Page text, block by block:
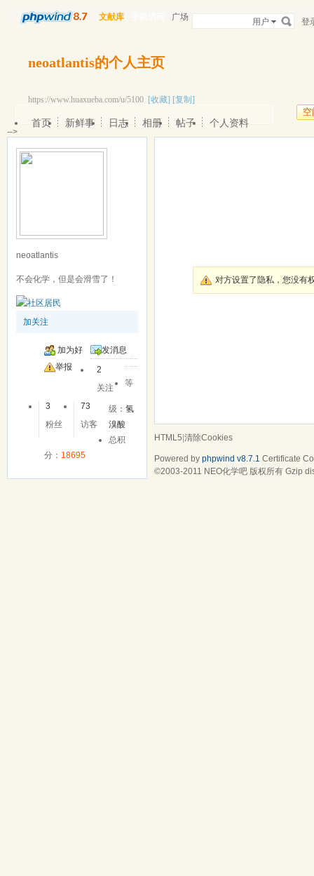
文献库 广场 用户 登
neoatlantis的个人主页
https://www.huaxueba.com/u/5100 [收藏] [复制]
空
首页 新鲜事 日志 相册 帖子 个人资料
-->
neoatlantis
不会化学，但是会滑雪了！
加关注
加为好
友
发消息
举报
2
关注
3
粉丝
73
访客
等
级：氢
溴酸
总积
分： 18695
对方设置了隐私，您没有
HTML5 清除Cookies
Powered by phpwind v8.7.1 Certificate
©2003-2011 NEO化学吧 版权所有 Gzip